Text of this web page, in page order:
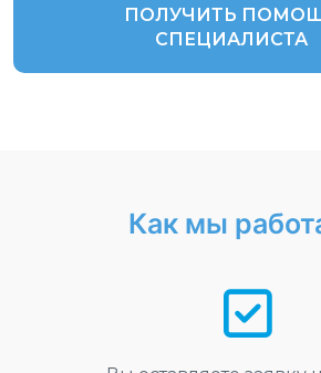
ПОЛУЧИТЬ
СПЕЦИАЛИСТА
Как мы